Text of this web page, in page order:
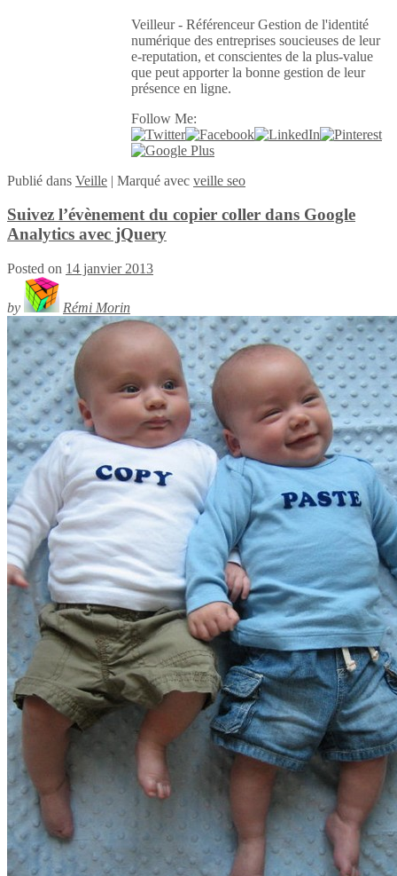
Veilleur - Référenceur Gestion de l'identité
numérique des entreprises soucieuses de leur
e-reputation, et conscientes de la plus-value
que peut apporter la bonne gestion de leur
présence en ligne.
Follow Me:
Publié dans Veille | Marqué avec veille seo
Suivez l’évènement du copier coller dans Google
Analytics avec jQuery
Posted on 14 janvier 2013
by Rémi Morin